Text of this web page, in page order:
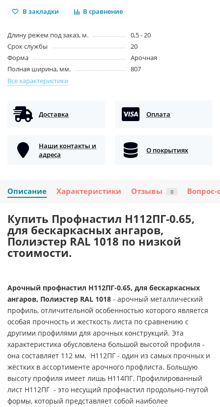
В закладки В сравнение
Длину режем под заказ, м.
0,5 - 20
Срок службы
20
Форма
Арочная
Полная ширина, мм.
807
Все характеристики
Доставка Оплата
Наши контакты и
адреса
О покрытиях
Описание Характеристики Отзывы 0 Вопрос-
Купить Профнастил H112ПГ-0.65,
для бескаркасных ангаров,
Полиэстер RAL 1018 по низкой
стоимости.
Арочный профнастил H112ПГ-0.65, для бескаркасных
ангаров, Полиэстер RAL 1018 - арочный металлический
профиль, отличительной особенностью которого является
особая прочность и жесткость листа по сравнению с
другими профилями для арочных конструкций. Эта
характеристика обусловлена большой высотой профиля -
она составляет 112 мм. Н112ПГ - один из самых прочных и
жёстких в ассортименте арочного профлиста. Большую
высоту профиля имеет лишь Н114ПГ. Профилированный
лист Н112ПГ - это несущий профнастил продольно-гнутой
формы, который представляет собой наиболее